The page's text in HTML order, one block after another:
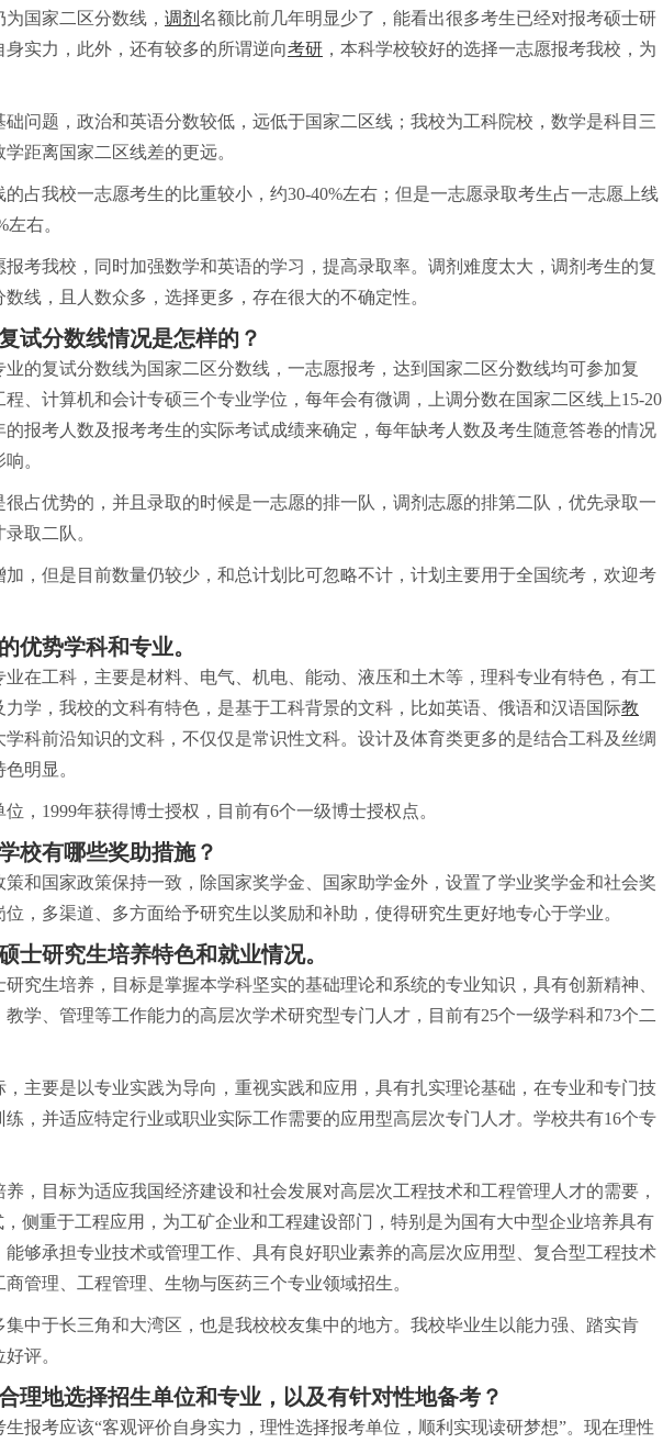
国家二区分数线， 调剂 名额比前几年明显少了，能看出很多考生已经对报考硕士研
实力，此外，还有较多的所谓逆向考研 ，本科学校较好的选择一志愿报考我校，为
问题，政治和英语分数较低，远低于国家二区线；我校为工科院校，数学是科目三
距离国家二区线差的更远。
占我校一志愿考生的比重较小，约30-40%左右；但是一志愿录取考生占一志愿上线
右。
考我校，同时加强数学和英语的学习，提高录取率。调剂难度太大，调剂考生的复
线，且人数众多，选择更多，存在很大的不确定性。
试分数线情况是怎样的？
业的复试分数线为国家二区分数线，一志愿报考，达到国家二区分数线均可参加复
、计算机和会计专硕三个专业学位，每年会有微调，上调分数在国家二区线上15-20
报考人数及报考考生的实际考试成绩来确定，每年缺考人数及考生随意答卷的情况
。
占优势的，并且录取的时候是一志愿的排一队，调剂志愿的排第二队，优先录取一
取二队。
加，但是目前数量仍较少，和总计划比可忽略不计，计划主要用于全国统考，欢迎考
优势学科和专业。
业在工科，主要是材料、电气、机电、能动、液压和土木等，理科专业有特色，有工
学，我校的文科有特色，是基于工科背景的文科，比如英语、俄语和汉语国际教
学科前沿知识的文科，不仅仅是常识性文科。设计及体育类更多的是结合工科及丝绸
明显。
，1999年获得博士授权，目前有6个一级博士授权点。
校有哪些奖助措施？
策和国家政策保持一致，除国家奖学金、国家助学金外，设置了学业奖学金和社会奖
，多渠道、多方面给予研究生以奖励和补助，使得研究生更好地专心于学业。
士研究生培养特色和就业情况。
究生培养，目标是掌握本学科坚实的基础理论和系统的专业知识，具有创新精神、
学、管理等工作能力的高层次学术研究型专门人才，目前有25个一级学科和73个二
主要是以专业实践为导向，重视实践和应用，具有扎实理论基础，在专业和专门技
，并适应特定行业或职业实际工作需要的应用型高层次专门人才。学校共有16个专
，目标为适应我国经济建设和社会发展对高层次工程技术和工程管理人才的需要，
，侧重于工程应用，为工矿企业和工程建设部门，特别是为国有大中型企业培养具有
够承担专业技术或管理工作、具有良好职业素养的高层次应用型、复合型工程技术
管理、工程管理、生物与医药三个专业领域招生。
中于长三角和大湾区，也是我校校友集中的地方。我校毕业生以能力强、踏实肯
评。
理地选择招生单位和专业，以及有针对性地备考？
报考应该“客观评价自身实力，理性选择报考单位，顺利实现读研梦想”。现在理性